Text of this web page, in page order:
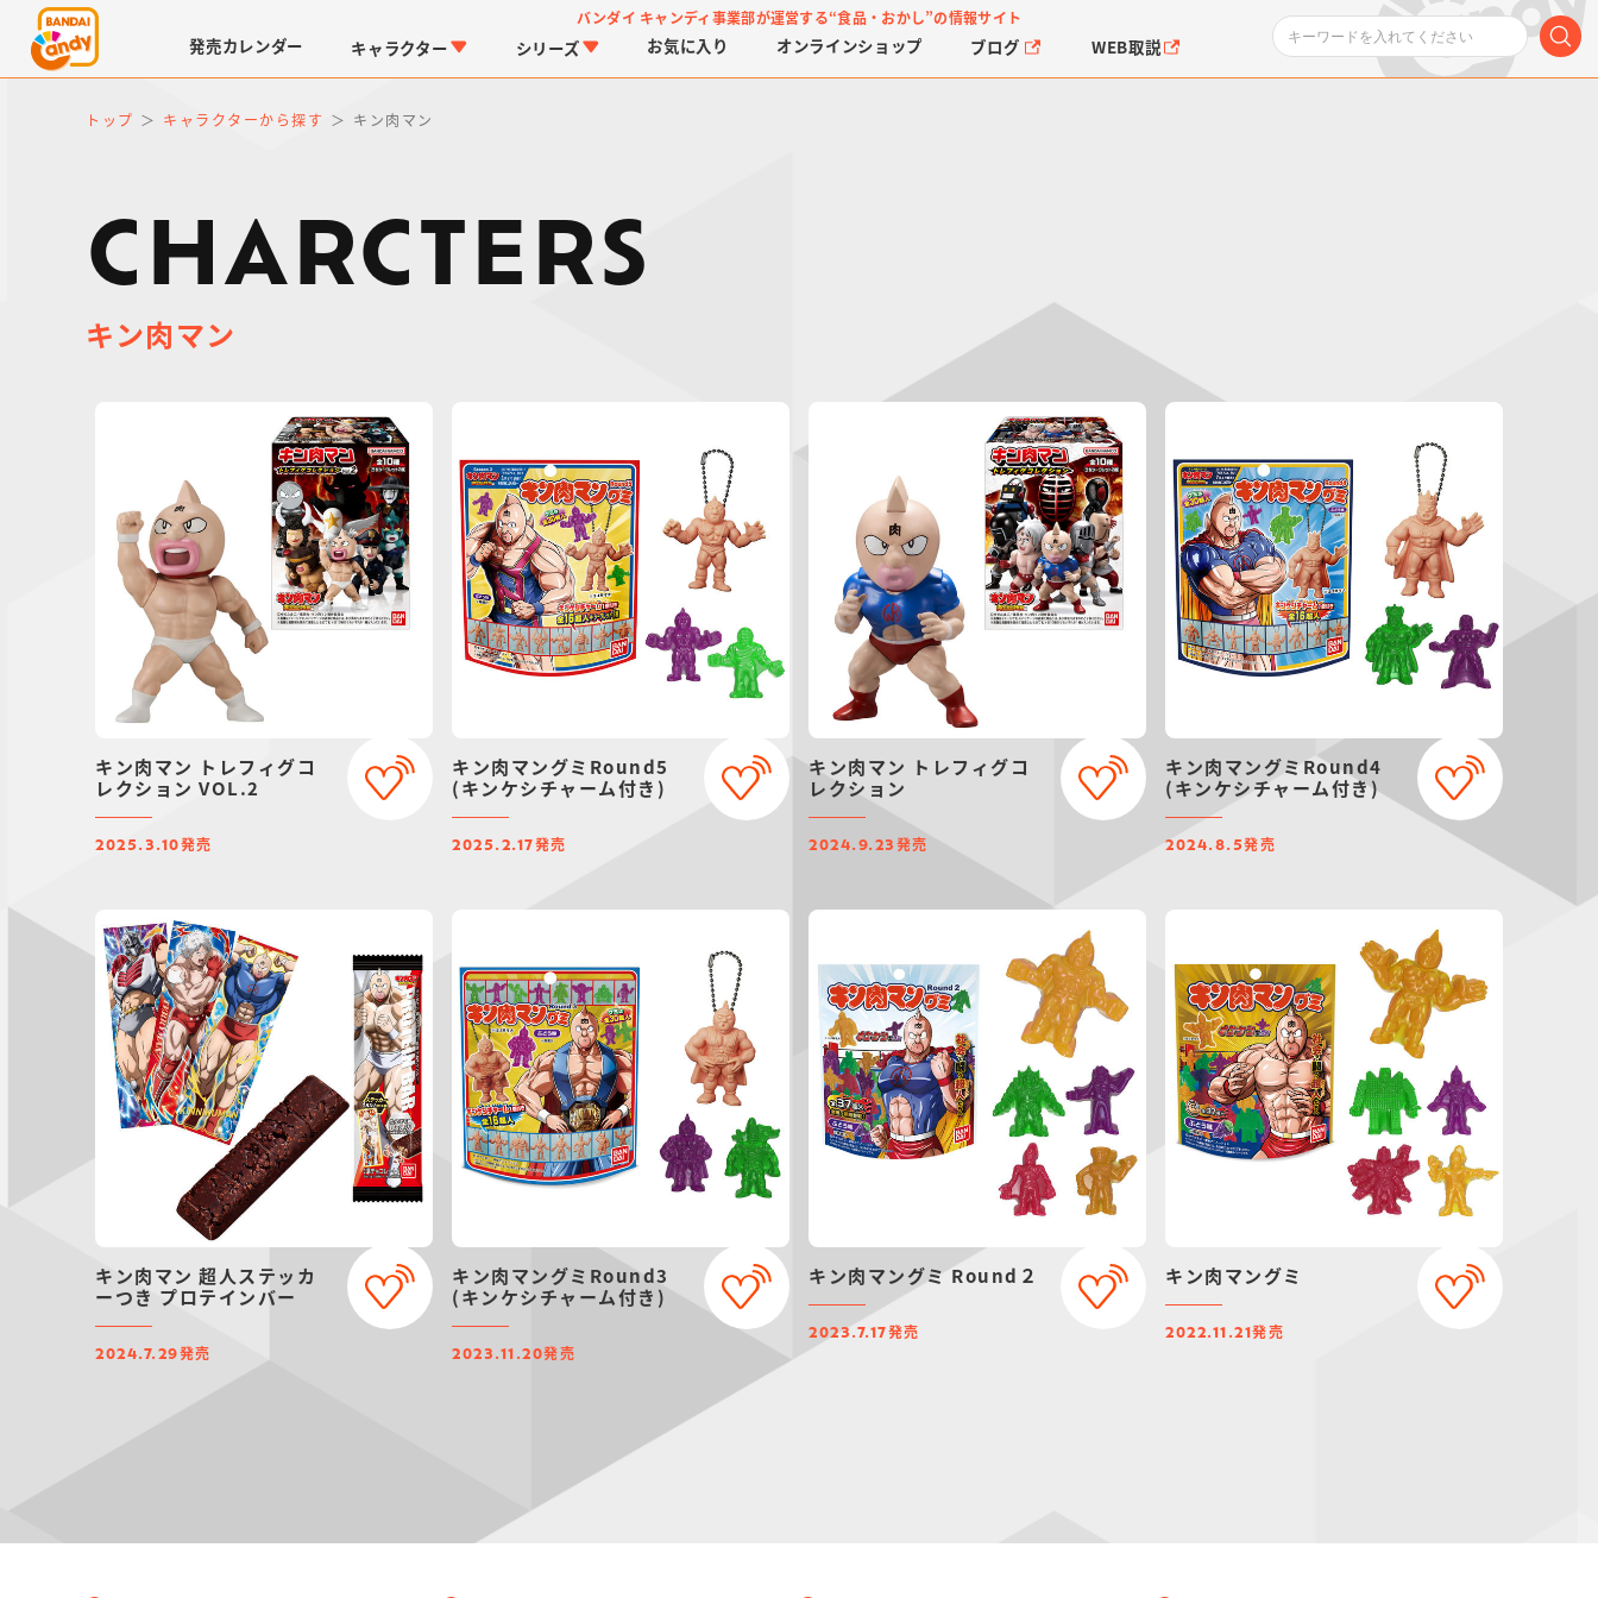
バンダイ キャンディ事業部が運営する“食品・おかし”の情報サイト
発売カレンダー キャラクター
LINK TRAVELERS
シリーズ
チョコボックス
お気に入り オンラインショップ ブログ WEB取説
トップ キャラクターから探す キン肉マン
CHARCTERS
キン肉マン
キン肉マン トレフィグコ
レクション VOL.2
2025.3.10発売
キン肉マングミRound5
(キンケシチャーム付き)
2025.2.17 発売
キン肉マン トレフィグコ
レクション
2024.9.23 発売
キン肉マングミRound4
(キンケシチャーム付き)
2024.8.5発売
キン肉マン 超人ステッカ
ーつき プロテインバー
2024.7.29発売
キン肉マングミRound3
(キンケシチャーム付き)
2023.11.20発売
キン肉マングミ Round２
2023.7.17 発売
キン肉マングミ
2022.11.21発売